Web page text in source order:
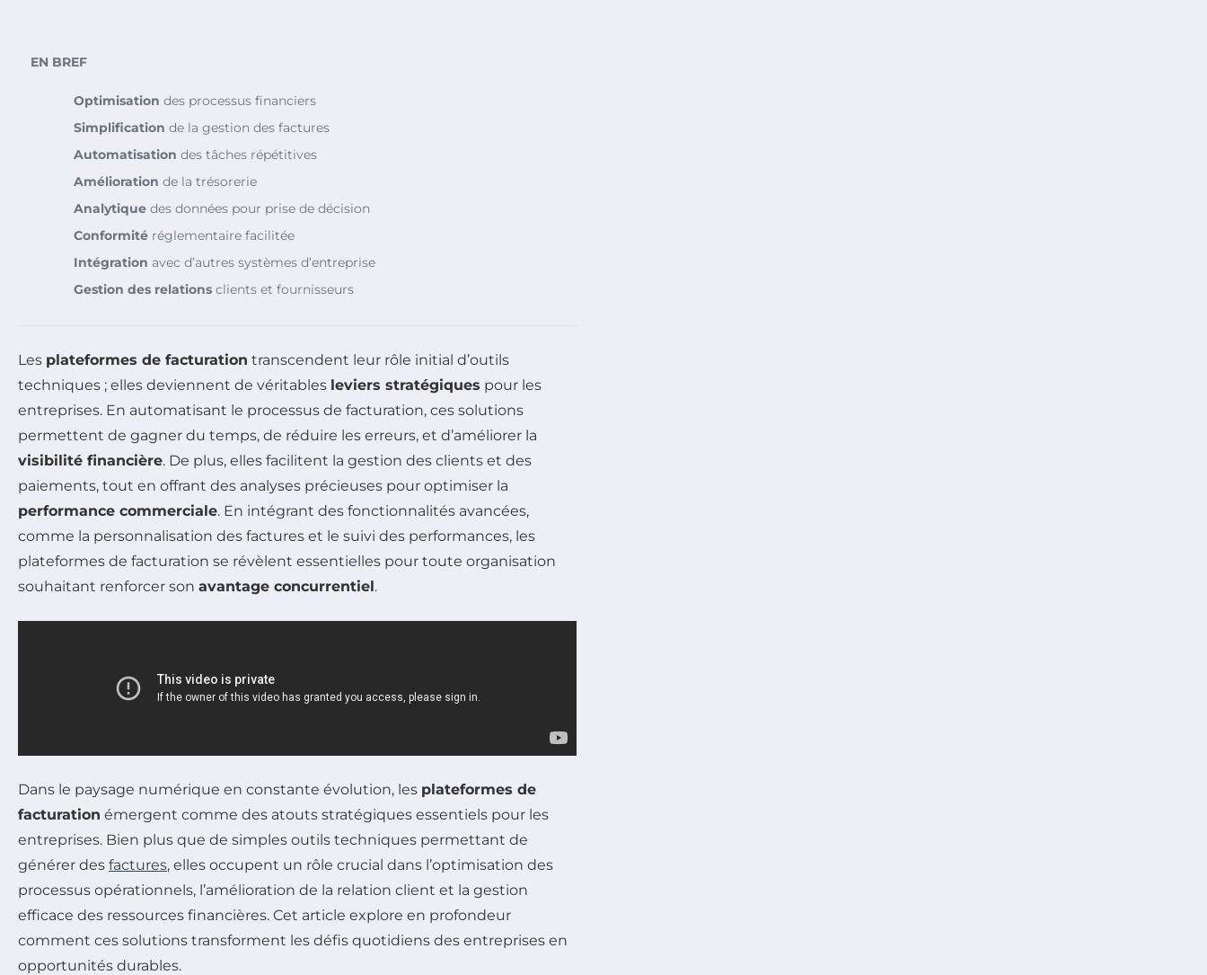
EN BREF
Optimisation des processus financiers
Simplification de la gestion des factures
Automatisation des tâches répétitives
Amélioration de la trésorerie
Analytique des données pour prise de décision
Conformité réglementaire facilitée
Intégration avec d’autres systèmes d’entreprise
Gestion des relations clients et fournisseurs
Les plateformes de facturation transcendent leur rôle initial d’outils
techniques ; elles deviennent de véritables leviers stratégiques pour les
entreprises. En automatisant le processus de facturation, ces solutions
permettent de gagner du temps, de réduire les erreurs, et d’améliorer la
visibilité financière. De plus, elles facilitent la gestion des clients et des
paiements, tout en offrant des analyses précieuses pour optimiser la
performance commerciale. En intégrant des fonctionnalités avancées,
comme la personnalisation des factures et le suivi des performances, les
plateformes de facturation se révèlent essentielles pour toute organisation
souhaitant renforcer son avantage concurrentiel.
Dans le paysage numérique en constante évolution, les plateformes de
facturation émergent comme des atouts stratégiques essentiels pour les
entreprises. Bien plus que de simples outils techniques permettant de
générer des factures, elles occupent un rôle crucial dans l’optimisation des
processus opérationnels, l’amélioration de la relation client et la gestion
efficace des ressources financières. Cet article explore en profondeur
comment ces solutions transforment les défis quotidiens des entreprises en
opportunités durables.